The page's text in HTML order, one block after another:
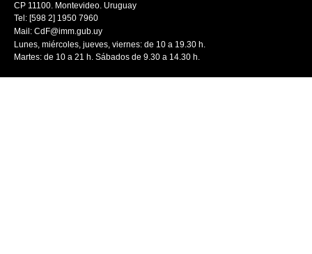
CP 11100. Montevideo. Uruguay
Tel: [598 2] 1950 7960
Mail: CdF@imm.gub.uy
Lunes, miércoles, jueves, viernes: de 10 a 19.30 h.
Martes: de 10 a 21 h. Sábados de 9.30 a 14.30 h.